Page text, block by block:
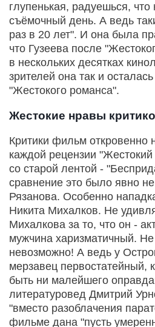
глупенькая, радуешься,
съёмочный день. А ведь
раз в 20 лет". И она была
что Гузеева после
в нескольких десятках
зрителей она так и
"Жестокого романса".
Жестокие нравы
Критики фильм откровенно
каждой рецензии
со старой лентой -
сравнение это было явно
Рязанова. Особенно
Никита Михалков. Не
Михалкова за то, что он -
мужчина харизматичный.
невозможно! А ведь у
мерзавец первостатейный,
быть ни малейшего
литературовед Дмитрий
"вместо разоблачения
фильме дана "пусть